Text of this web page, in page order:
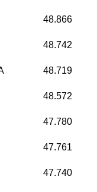
48.866
48.742
48.719
48.572
47.780
47.761
47.740